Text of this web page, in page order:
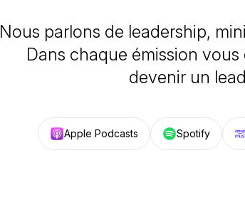
Nous parlons de leadership,
Dans chaque émission
devenir un
Apple Podcasts Spotify